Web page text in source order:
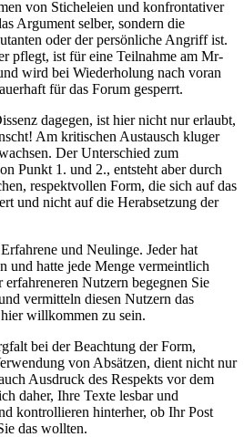
von Sticheleien und konfrontativer
Argument selber, sondern die
oder der persönliche Angriff ist.
pflegt, ist für eine Teilnahme am Mr-
wird bei Wiederholung nach voran
für das Forum gesperrt.
dagegen, ist hier nicht nur erlaubt,
Am kritischen Austausch kluger
Der Unterschied zum
Punkt 1. und 2., entsteht aber durch
respektvollen Form, die sich auf das
und nicht auf die Herabsetzung der
und Neulinge. Jeder hat
und hatte jede Menge vermeintlich
Nutzern begegnen Sie
vermitteln diesen Nutzern das
willkommen zu sein.
bei der Beachtung der Form,
von Absätzen, dient nicht nur
Ausdruck des Respekts vor dem
daher, Ihre Texte lesbar und
kontrollieren hinterher, ob Ihr Post
das wollten.